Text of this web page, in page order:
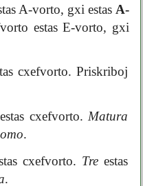
A-vorto, gxi estas A-
estas E-vorto, gxi
cxefvorto. Priskriboj
estas cxefvorto. Matura
.
cxefvorto. Tre estas
.